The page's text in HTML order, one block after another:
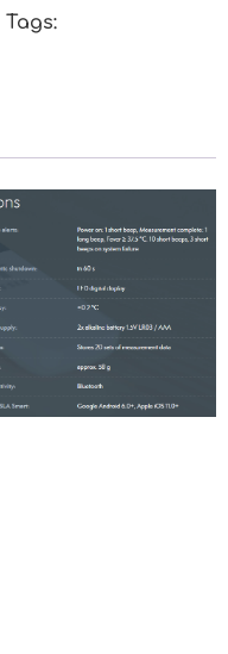
Tags: